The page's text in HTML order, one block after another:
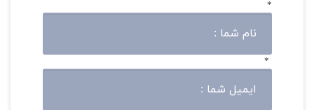
*
*